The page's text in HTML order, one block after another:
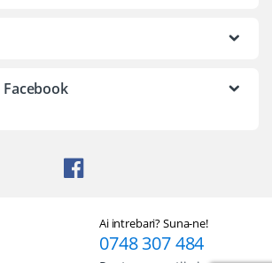
Facebook
Ai intrebari? Suna-ne!
0748 307 484